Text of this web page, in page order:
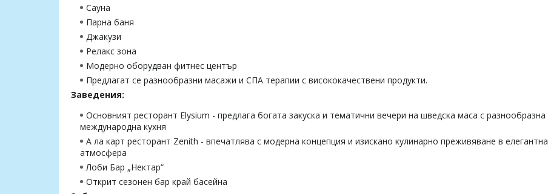
Сауна
Парна баня
Джакузи
Релакс зона
Модерно оборудван фитнес център
Предлагат се разнообразни масажи и СПА терапии с висококачествени продукти.
Заведения:
Основният ресторант Elysium - предлага богата закуска и тематични вечери на шведска маса с разнообразна
международна кухня
А ла карт ресторант Zenith - впечатлява с модерна концепция и изискано кулинарно преживяване в елегантна
атмосфера
Лоби Бар „Нектар“
Открит сезонен бар край басейна